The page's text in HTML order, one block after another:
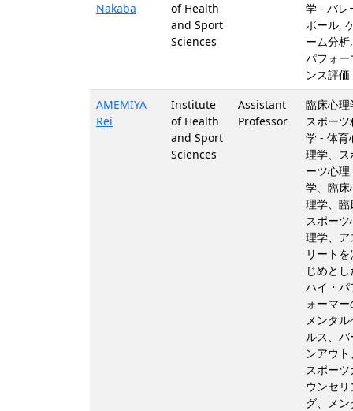
Nakaba
of Health
and Sport
Sciences
学 - バレ
ボール,
ーム分析,
パフォー
ンス評価
AMEMIYA
Rei
Institute
of Health
and Sport
Sciences
Assistant
Professor
臨床心理
スポーツ
学 - 体育
理学、ス
ーツ心理
学、臨床
理学、臨
スポーツ
理学、ア
リートを
じめとし
ハイ・パ
ォーマー
メンタル
ルス、バ
ンアウト
スポーツ
ウンセリ
グ、メン